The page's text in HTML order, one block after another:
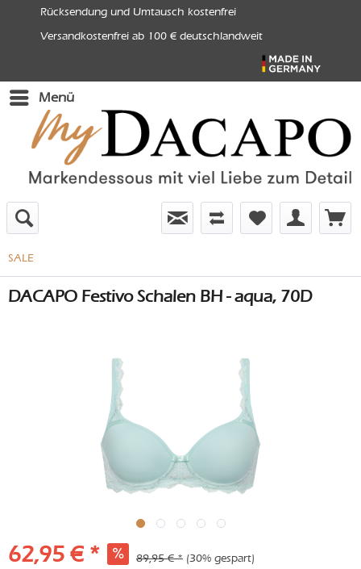
Rücksendung und Umtausch kostenfrei
Versandkostenfrei ab 100 € deutschlandweit
Menü
SALE
DACAPO Festivo Schalen BH - aqua, 70D
62,95 € * 89,95 € * (30% gespart)